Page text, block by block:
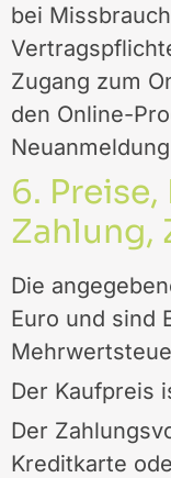
bei
Zugang zum
den Online-
6.
Zahlung,
Die
Euro und sind
Der Kaufpreis
Der
Kreditkarte